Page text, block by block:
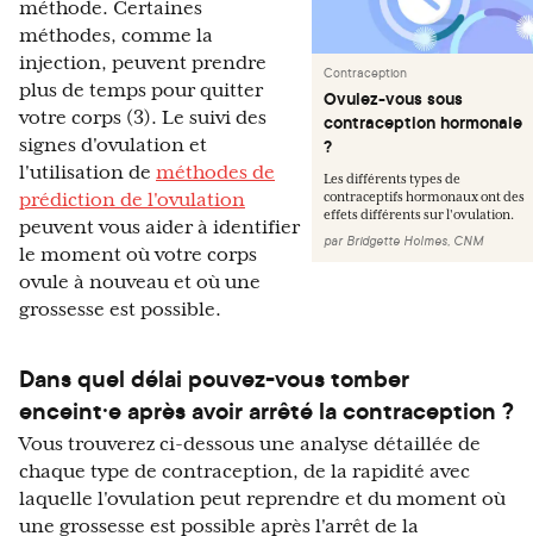
Contraception
Ovulez-vous sous
contraception hormonale
?
Les différents types de
contraceptifs hormonaux ont des
effets différents sur l'ovulation.
par Bridgette Holmes, CNM
méthode. Certaines
méthodes, comme la
injection, peuvent prendre
plus de temps pour quitter
votre corps (3). Le suivi des
signes d'ovulation et
l'utilisation de méthodes de
prédiction de l'ovulation
peuvent vous aider à identifier
le moment où votre corps
ovule à nouveau et où une
grossesse est possible.
Dans quel délai pouvez-vous tomber
enceint·e après avoir arrêté la contraception ?
Vous trouverez ci-dessous une analyse détaillée de
chaque type de contraception, de la rapidité avec
laquelle l'ovulation peut reprendre et du moment où
une grossesse est possible après l'arrêt de la